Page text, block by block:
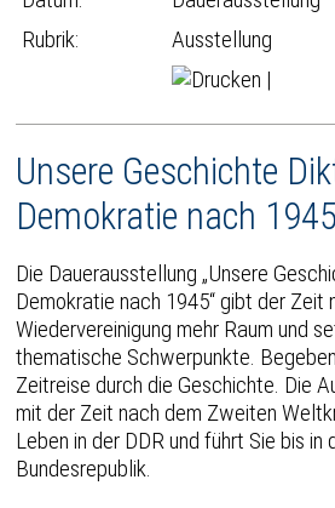
Rubrik:
Ausstellung
|
Unsere Geschichte
Demokratie nach 1945
Die Dauerausstellung „Unsere
Demokratie nach 1945“ gibt der Zeit
Wiedervereinigung mehr Raum und
thematische Schwerpunkte.
Zeitreise durch die Geschichte. Die
mit der Zeit nach dem Zweiten
Leben in der DDR und führt Sie bis
Bundesrepublik.